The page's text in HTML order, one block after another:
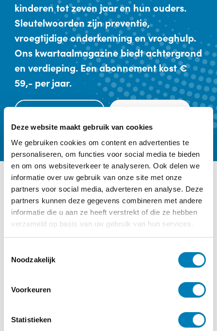
Deze website maakt gebruik van cookies
We gebruiken cookies om content en advertenties te
personaliseren, om functies voor social media te bieden
en om ons websiteverkeer te analyseren. Ook delen we
informatie over uw gebruik van onze site met onze
partners voor social media, adverteren en analyse. Deze
partners kunnen deze gegevens combineren met andere
informatie die u aan ze heeft verstrekt of die ze hebben
verzameld op basis van uw gebruik van hun services.
Noodzakelijk
Voorkeuren
Statistieken
kinderen tot zeven jaar en hun ouders.
Sleutelwoorden zijn preventie,
vroegtijdige onderkenning en vroeghulp.
Ons kwartaalmagazine biedt achtergrond
en verdieping. Een abonnement kost €
59,- per jaar.
Kennismaken
Ander interessant nieuws
Categorie:Baby, Rouw / Verlies,
Zwangerschap